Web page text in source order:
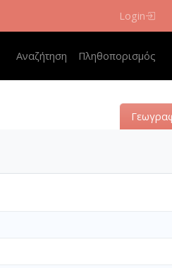
Login
Main navigation
Αναζήτηση Πληθοπορισμός